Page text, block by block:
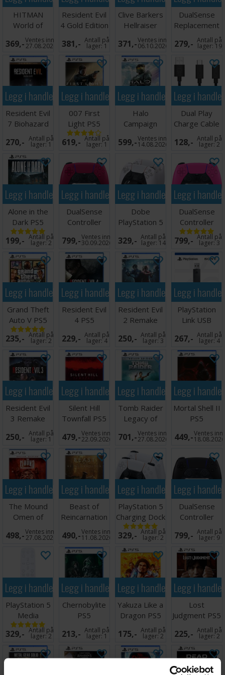
skrekkopplevelse der tilliten er skjør og faren lurer rundt hvert
hjørne. I rommets mørke er valgene dine ditt eneste våpen.
Directive 8020 lanseres til PS5 den 12. mai 2026.
HITMAN
World of
Assassination
PS5
369,-Ventes inn
27.08.2026
Resident Evil
4 Gold Edition
PS5
381,- Antall på
lager:1
Clive Barkers
Hellraiser
Revival PS5
371,-Ventes inn
06.10.2026
DualSense
Replacement
Stick Modules
PS5
279,- Antall på
lager: 19
Legg i handlekurven
Resident Evil
7 Biohazard
Gold Ed PS5
270,- Antall på
lager:1
Legg i handlekurven
007 First
Light PS5
619,- Antall på
lager:1
Legg i handlekurven
Halo
Campaign
Evolved PS5
599,-Ventes inn
14.08.2026
Legg i
Dual Play
Charge Cable
3 meter PS5
128,- Antall på
lager:2
Legg i handlekurven
Alone in the
Dark PS5
199,- Antall på
lager:2
Legg i handlekurven
DualSense
Controller
Cosmic Red
PS5
799,-Ventes inn
30.09.2026
Legg i handlekurven
Dobe
PlayStation 5
Charging Dock
m/lys
329,- Antall på
lager: 14
Legg i
DualSense
Controller
Nova Pink PS5
799,- Antall på
lager:3
Legg i handlekurven
Grand Theft
Auto V PS5
235,- Antall på
lager:2
Legg i handlekurven
Resident Evil
4 PS5
229,- Antall på
lager:4
Legg i handlekurven
Resident Evil
2 Remake
PS5
250,- Antall på
lager:3
Legg i
PlayStation
Link USB
Adapter
PS5/PC
267,- Antall på
lager:4
Legg i handlekurven
Resident Evil
3 Remake
PS5
250,- Antall på
lager:1
Legg i handlekurven
Silent Hill
Townfall PS5
479,-Ventes inn
22.09.2026
Legg i handlekurven
Tomb Raider
Legacy of
Atlantis DE
PS5
701,-Ventes inn
27.08.2026
Legg i
Mortal Shell II
PS5
449,-Ventes inn
18.08.2026
Legg i handlekurven
The Mound
Omen of
Cthulhu PS5
498,-Ventes inn
27.08.2026
Legg i handlekurven
Beast of
Reincarnation
PS5
490,-Ventes inn
11.08.2026
Legg i handlekurven
PlayStation 5
Charging Dock
PS5
329,- Antall på
lager:2
Legg i
DualSense
Controller
Midnight Black
PS5
799,- Antall på
lager:9
Legg i handlekurven
PlayStation 5
Media
Remote PS5
329,- Antall på
lager:2
Legg i handlekurven
Chernobylite
PS5
213,- Antall på
lager:1
Legg i handlekurven
Yakuza Like a
Dragon PS5
175,- Antall på
lager:2
Legg i
Lost
Judgment PS5
225,- Antall på
lager:2